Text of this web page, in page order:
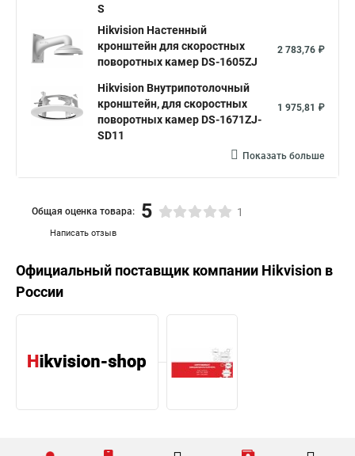
S
Hikvision Настенный
кронштейн для скоростных
поворотных камер DS-1605ZJ
2 783,76 ₽
Hikvision Внутрипотолочный
кронштейн, для скоростных
поворотных камер DS-1671ZJ-
SD11
1 975,81 ₽
Показать больше
Написать отзыв
Общая оценка товара: 5 1
Официальный поставщик компании Hikvision в
России